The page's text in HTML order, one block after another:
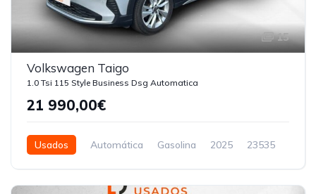
15
Volkswagen Taigo
1.0 Tsi 115 Style Business Dsg Automatica
21 990,00€
Usados Automática Gasolina 2025
23535